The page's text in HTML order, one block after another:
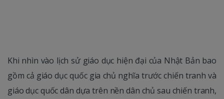
Khi nhìn vào lịch sử giáo dục hiện đại của Nhật Bản bao
gồm cả giáo dục quốc gia chủ nghĩa trước chiến tranh và
giáo dục quốc dân dựa trên nền dân chủ sau chiến tranh,